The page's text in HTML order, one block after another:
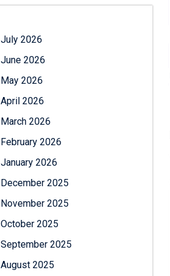
July 2026
June 2026
May 2026
April 2026
March 2026
February 2026
January 2026
December 2025
November 2025
October 2025
September 2025
August 2025